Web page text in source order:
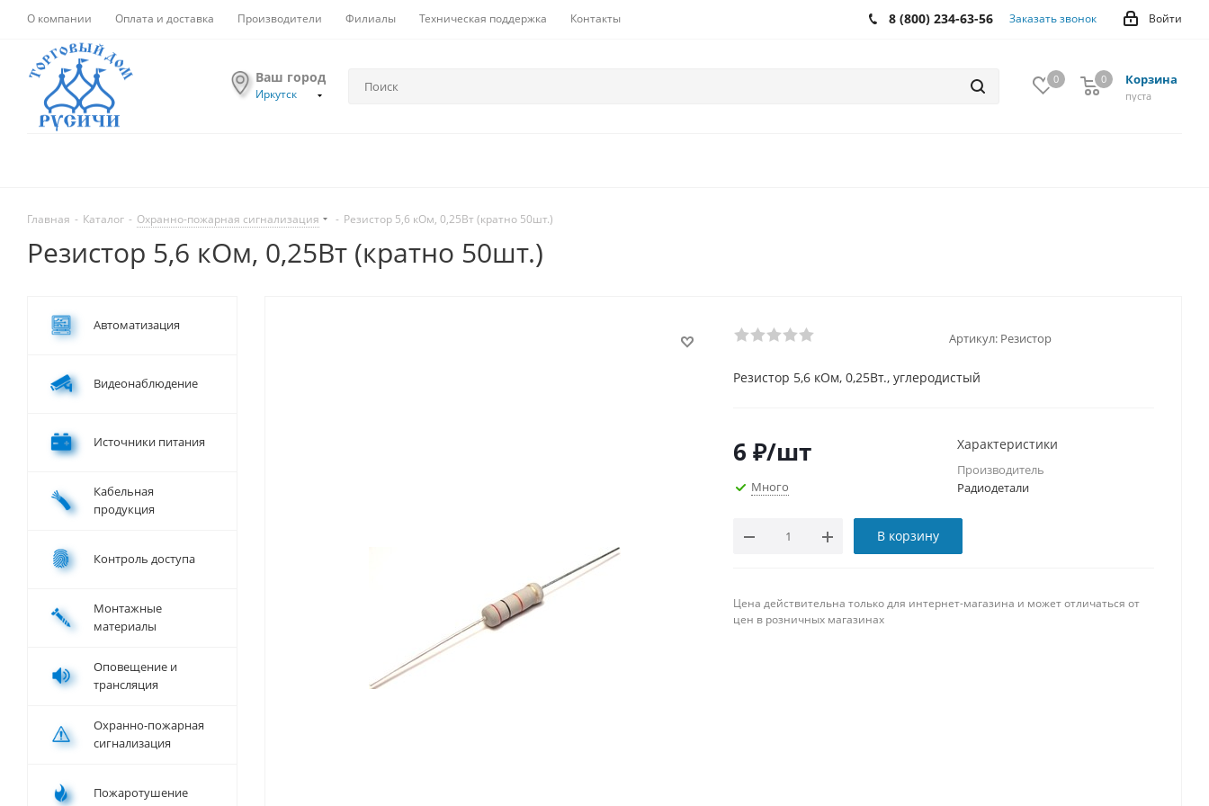
О компании Оплата и доставка Производители Филиалы Техническая поддержка Контакты Войти
8 (800) 234-63-56 Заказать звонок
Ваш город
Иркутск
0 Корзина
0
пуста
0
Главная - Каталог - Охранно-пожарная сигнализация - Резистор 5,6 кОм, 0,25Вт (кратно 50шт.)
Резистор 5,6 кОм, 0,25Вт (кратно 50шт.)
Артикул: Резистор
Резистор 5,6 кОм, 0,25Вт., углеродистый
6 ₽/шт
Много
В корзину
Характеристики
Производитель
Радиодетали
Цена действительна только для интернет-магазина и может отличаться от
цен в розничных магазинах
Автоматизация
Видеонаблюдение
Источники питания
Кабельная
продукция
Контроль доступа
Монтажные
материалы
Оповещение и
трансляция
Охранно-пожарная
сигнализация
Пожаротушение